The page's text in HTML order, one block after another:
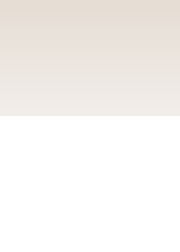
an bibliography